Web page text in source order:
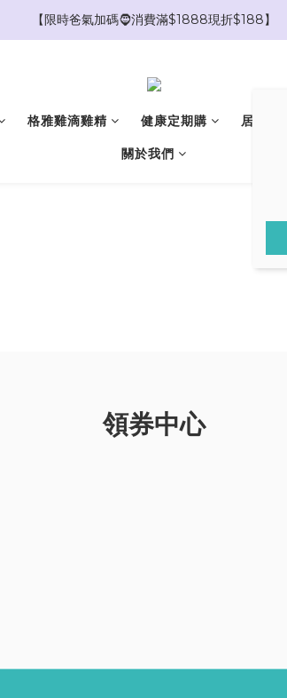
【限時爸氣加碼🧔消費滿$1888現折$188】
【限時爸氣加碼🧔消費滿$1888現折$188】
格雅雞滴雞精 健康定期購 居家香氛
關於我們
領券中心